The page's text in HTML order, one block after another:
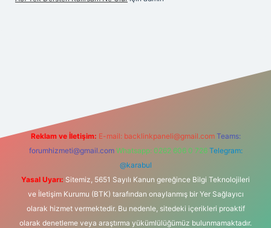
Reklam ve İletişim: E-mail: backlinkpaneli@gmail.com Teams:
forumhizmeti@gmail.com Whatsapp: 0262 606 0 726 Telegram:
@karabul
Yasal Uyarı: Sitemiz, 5651 Sayılı Kanun gereğince Bilgi Teknolojileri
ve İletişim Kurumu (BTK) tarafından onaylanmış bir Yer Sağlayıcı
olarak hizmet vermektedir. Bu nedenle, sitedeki içerikleri proaktif
olarak denetleme veya araştırma yükümlülüğümüz bulunmamaktadır.